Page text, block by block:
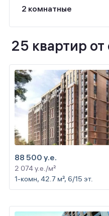
2 комнатные
25 квартир
88 500 y.e.
2 074 y.e./м²
1-комн, 42.7 м², 6/15 эт.